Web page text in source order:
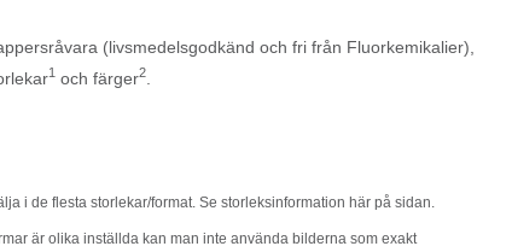
(livsmedelsgodkänd och fri från Fluorkemikalier),
1 och färger2
i de flesta storlekar/format. Se storleksinformation här på sidan.
är olika inställda kan man inte använda bilderna som exakt